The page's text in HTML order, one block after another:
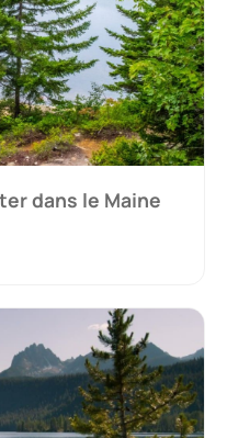
dans le Maine